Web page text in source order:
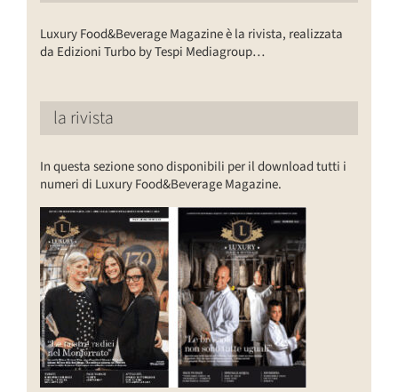
Luxury Food&Beverage Magazine è la rivista, realizzata
da Edizioni Turbo by Tespi Mediagroup…
la rivista
In questa sezione sono disponibili per il download tutti i
numeri di Luxury Food&Beverage Magazine.